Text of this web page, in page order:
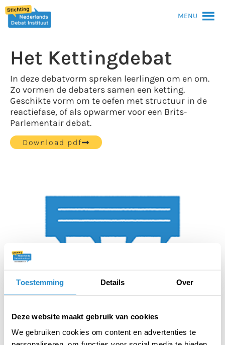
Toestemming Details Over
Deze website maakt gebruik van cookies
We gebruiken cookies om content en advertenties te
MENU
Het Kettingdebat
In deze debatvorm spreken leerlingen om en om.
Zo vormen de debaters samen een ketting.
Geschikte vorm om te oefen met structuur in de
reactiefase, of als opwarmer voor een Brits-
Parlementair debat.
Download pdf